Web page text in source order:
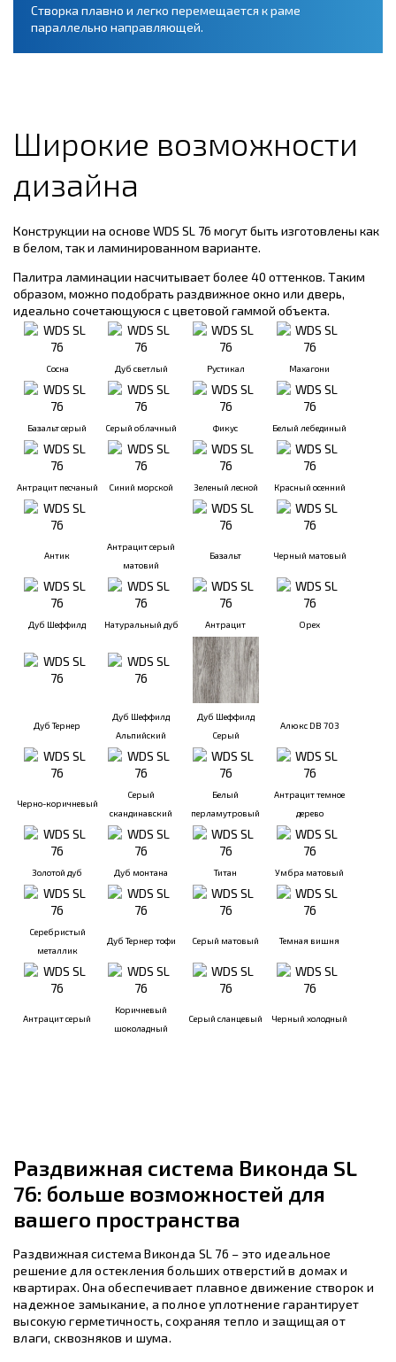
Створка плавно и легко перемещается к раме
параллельно направляющей.
Широкие возможности
дизайна
Конструкции на основе WDS SL 76 могут быть изготовлены как
в белом, так и ламинированном варианте.
Палитра ламинации насчитывает более 40 оттенков. Таким
образом, можно подобрать раздвижное окно или дверь,
идеально сочетающуюся с цветовой гаммой объекта.
Сосна Дуб светлый Рустикал Махагони
Базальт серый Серый облачный Фикус Белый лебединый
Антрацит песчаный Синий морской Зеленый лесной Красный осенний
Антик
Антрацит серый
матовий
Базальт Черный матовый
Дуб Шеффилд Натуральный дуб Антрацит Орех
Дуб Тернер
Дуб Шеффилд
Альпийский
Дуб Шеффилд
Серый
Алюкс DB 703
Черно-коричневый
Серый
скандинавский
Белый
перламутровый
Антрацит темное
дерево
Золотой дуб Дуб монтана Титан Умбра матовый
Серебристый
металлик
Дуб Тернер тофи Серый матовый Темная вишня
Антрацит серый
Коричневый
шоколадный
Серый сланцевый Черный холодный
Раздвижная система Виконда SL
76: больше возможностей для
вашего пространства
Раздвижная система Виконда SL 76 – это идеальное
решение для остекления больших отверстий в домах и
квартирах. Она обеспечивает плавное движение створок и
надежное замыкание, а полное уплотнение гарантирует
высокую герметичность, сохраняя тепло и защищая от
влаги, сквозняков и шума.